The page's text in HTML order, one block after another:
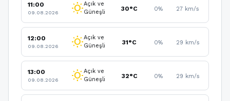
11:00
09.08.2026 wb_sunnyAçık ve
Güneşli
30°C 0% 27 km/s
12:00
09.08.2026 wb_sunnyAçık ve
Güneşli
31°C 0% 29 km/s
13:00
09.08.2026 wb_sunnyAçık ve
Güneşli
32°C 0% 29 km/s